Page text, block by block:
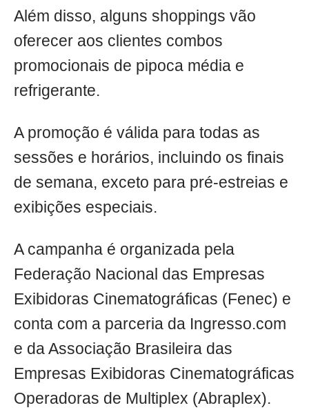
Além disso, alguns shoppings vão
oferecer aos clientes combos
promocionais de pipoca média e
refrigerante.
A promoção é válida para todas as
sessões e horários, incluindo os finais
de semana, exceto para pré-estreias e
exibições especiais.
A campanha é organizada pela
Federação Nacional das Empresas
Exibidoras Cinematográficas (Fenec) e
conta com a parceria da Ingresso.com
e da Associação Brasileira das
Empresas Exibidoras Cinematográficas
Operadoras de Multiplex (Abraplex).